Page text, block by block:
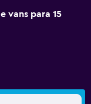
vans para 15